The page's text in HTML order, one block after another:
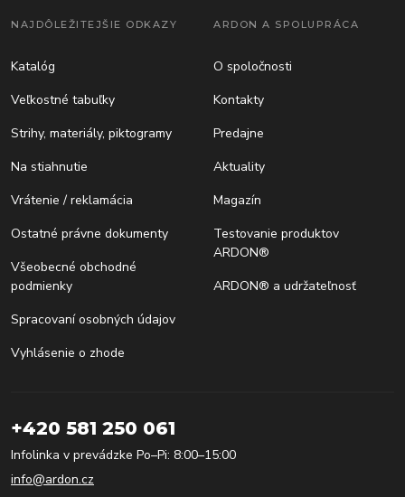
NAJDÔLEŽITEJŠIE ODKAZY
Katalóg
Veľkostné tabuľky
Strihy, materiály, piktogramy
Na stiahnutie
Vrátenie / reklamácia
Ostatné právne dokumenty
Všeobecné obchodné
podmienky
Spracovaní osobných údajov
Vyhlásenie o zhode
ARDON A SPOLUPRÁCA
O spoločnosti
Kontakty
Predajne
Aktuality
Magazín
Testovanie produktov
ARDON®
ARDON® a udržateľnosť
+420 581 250 061
Infolinka v prevádzke Po–Pi: 8:00–15:00
info@ardon.cz